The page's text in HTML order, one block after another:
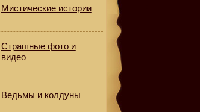
Мистические истории
Страшные фото и
видео
Ведьмы и колдуны